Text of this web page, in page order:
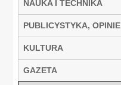
NAUKA I TECHNIKA
PUBLICYSTYKA, OPINIE
KULTURA
GAZETA